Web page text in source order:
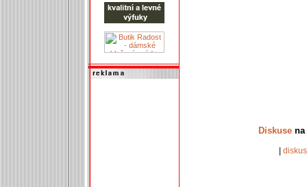
Diskuse na